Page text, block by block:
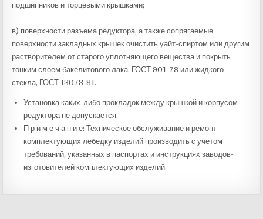
подшипников и торцевыми крышками;
в) поверхности разъема редуктора, а также сопрягаемые
поверхности закладных крышек очистить уайт-спиртом или другим
растворителем от старого уплотняющего вещества и покрыть
тонким слоем бакелитового лака, ГОСТ 901-78 или жидкого
стекла, ГОСТ 13078-81.
Установка каких-либо прокладок между крышкой и корпусом
редуктора не допускается.
П р и м е ч а н и е: Техническое обслуживание и ремонт
комплектующих лебедку изделий производить с учетом
требований, указанных в паспортах и инструкциях заводов-
изготовителей комплектующих изделий.